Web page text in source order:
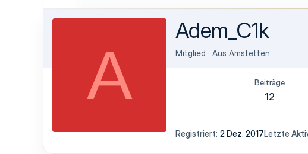
A
Adem_C1k
Mitglied · Aus Amstetten
Beiträge
12
Registriert 2 Dez. 2017Letzte